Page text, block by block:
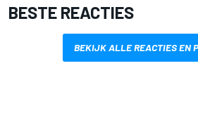
BESTE REACTIES
BEKIJK ALLE REACTIES EN